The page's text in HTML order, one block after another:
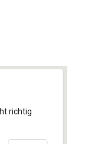
richtig